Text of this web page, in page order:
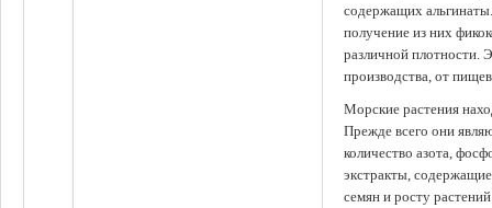
содержащих
получение из них
различной плотности.
производства, от
Морские растения
Прежде всего они
количество азота,
экстракты,
семян и росту